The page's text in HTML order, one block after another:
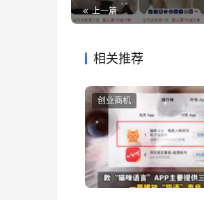
上一篇
相关推荐
创业商机